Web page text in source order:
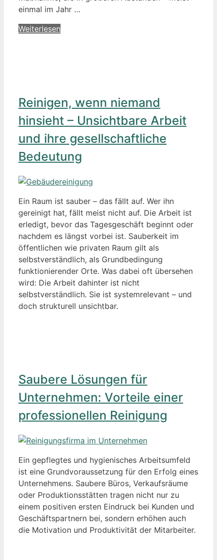
einmal im Jahr …
Weiterlesen
Reinigen, wenn niemand
hinsieht – Unsichtbare Arbeit
und ihre gesellschaftliche
Bedeutung
Ein Raum ist sauber – das fällt auf. Wer ihn
gereinigt hat, fällt meist nicht auf. Die Arbeit ist
erledigt, bevor das Tagesgeschäft beginnt oder
nachdem es längst vorbei ist. Sauberkeit im
öffentlichen wie privaten Raum gilt als
selbstverständlich, als Grundbedingung
funktionierender Orte. Was dabei oft übersehen
wird: Die Arbeit dahinter ist nicht
selbstverständlich. Sie ist systemrelevant – und
doch strukturell unsichtbar.
Saubere Lösungen für
Unternehmen: Vorteile einer
professionellen Reinigung
Ein gepflegtes und hygienisches Arbeitsumfeld
ist eine Grundvoraussetzung für den Erfolg eines
Unternehmens. Saubere Büros, Verkaufsräume
oder Produktionsstätten tragen nicht nur zu
einem positiven ersten Eindruck bei Kunden und
Geschäftspartnern bei, sondern erhöhen auch
die Motivation und Produktivität der Mitarbeiter.